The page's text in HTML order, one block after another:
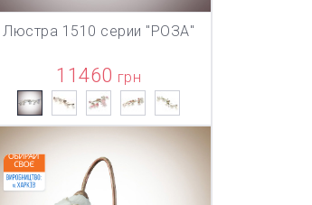
ТОВАР ДОБАВЛЕН В КОРЗИНУ
В КОРЗИНУ
Люстра 1510 серии "РОЗА"
11460 грн